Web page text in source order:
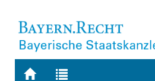
Zur
Zur